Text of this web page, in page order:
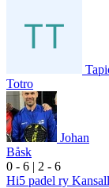
Totro
Johan
Båsk
0 - 6 | 2 - 6
Hi5 padel ry